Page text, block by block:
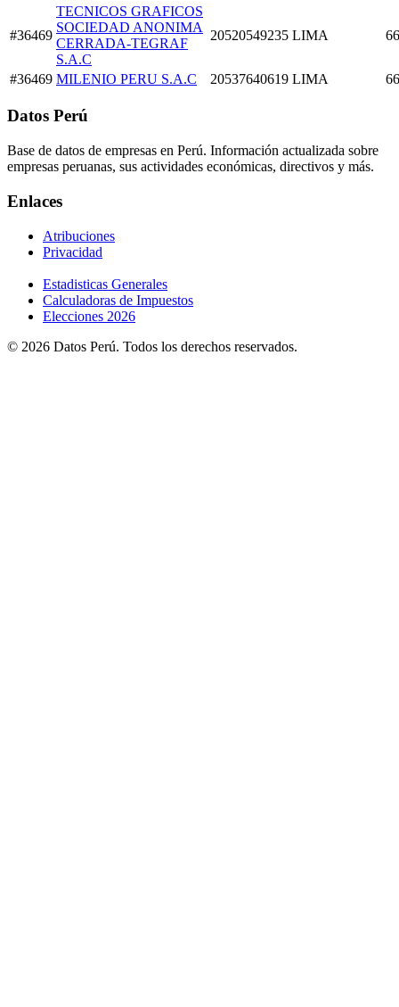
#36469
TECNICOS GRAFICOS
SOCIEDAD ANONIMA
CERRADA-TEGRAF
S.A.C
20520549235 LIMA
#36469 MILENIO PERU S.A.C 20537640619 LIMA
Datos Perú
Base de datos de empresas en Perú. Información actualizada sobre
empresas peruanas, sus actividades económicas, directivos y más.
Enlaces
Atribuciones
Privacidad
Estadisticas Generales
Calculadoras de Impuestos
Elecciones 2026
© 2026 Datos Perú. Todos los derechos reservados.